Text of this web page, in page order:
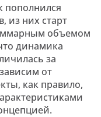
пополнился
из них старт
объемом
динамика
за
от
как правило,